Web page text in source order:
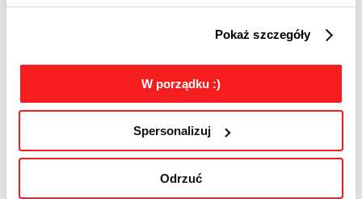
Pokaż szczegóły
W porządku :)
Spersonalizuj
Odrzuć
Mediacore, Performics (Publicis Groupe),
Labcon (Group One), Kohai, Resolution
(Grupa OMD).
O Grupie Roboczej Social Media przy IAB
Grupa skupia swoje działania wokół
uporządkowania tematów związanych z